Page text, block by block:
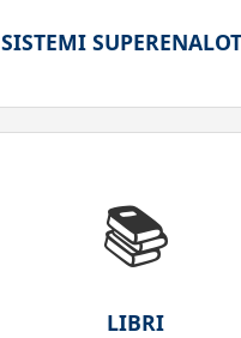
SISTEMI
📚
LIBRI